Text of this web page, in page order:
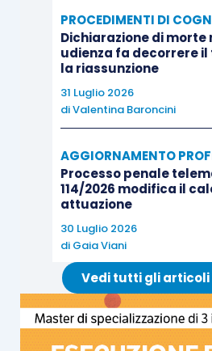
esecutiva in Italia con
emessa dalla
d’appello);
concordato
sostituzione
pagamento portata
condanna con quella
la consegna di un
azioni, configurando,
l’adempimento del
attraverso unadatio in
La Corte di cassazione ha,
che, per procedere a
PROCEDIMENTI DI
Dichiarazione di morte
udienza fa decorrere il
la riassunzione
31 Luglio 2026
diValentina Baroncini
AGGIORNAMENTO
Processo penale
114/2026 modifica il
attuazione
30 Luglio 2026
di Gaia Viani
Vedi tutti gli articoli